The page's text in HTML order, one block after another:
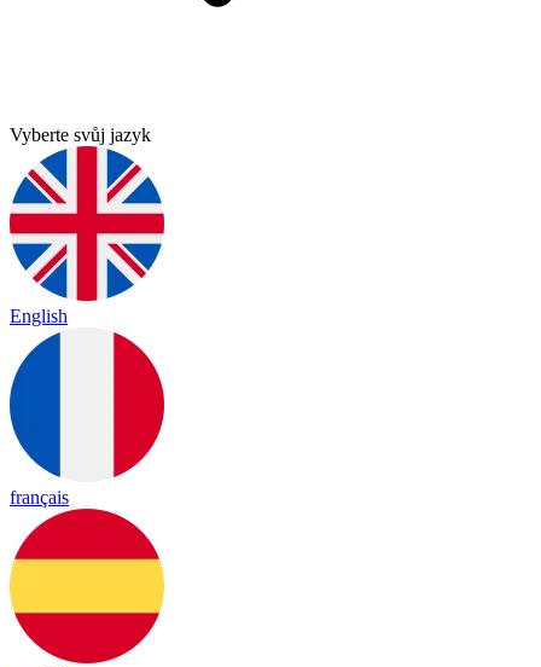
Vyberte svůj jazyk
English
français